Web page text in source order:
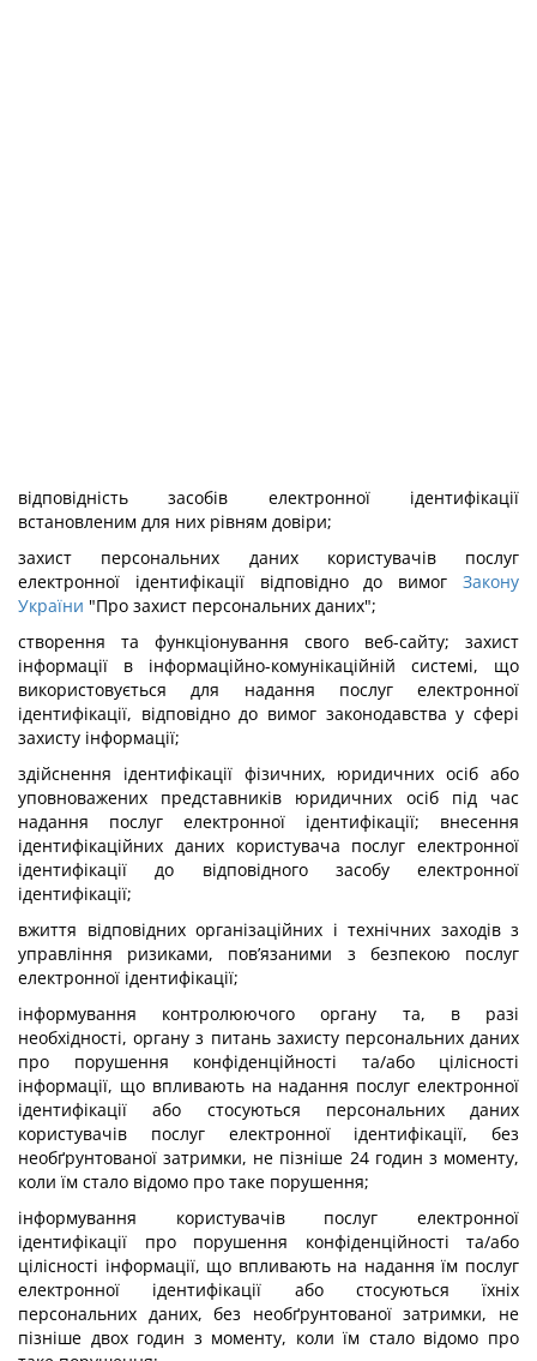
відповідність засобів електронної ідентифікації
встановленим для них рівням довіри;
захист персональних даних користувачів послуг
електронної ідентифікації відповідно до вимог Закону
України "Про захист персональних даних";
створення та функціонування свого веб-сайту; захист
інформації в інформаційно-комунікаційній системі, що
використовується для надання послуг електронної
ідентифікації, відповідно до вимог законодавства у сфері
захисту інформації;
здійснення ідентифікації фізичних, юридичних осіб або
уповноважених представників юридичних осіб під час
надання послуг електронної ідентифікації; внесення
ідентифікаційних даних користувача послуг електронної
ідентифікації до відповідного засобу електронної
ідентифікації;
вжиття відповідних організаційних і технічних заходів з
управління ризиками, пов’язаними з безпекою послуг
електронної ідентифікації;
інформування контролюючого органу та, в разі
необхідності, органу з питань захисту персональних даних
про порушення конфіденційності та/або цілісності
інформації, що впливають на надання послуг електронної
ідентифікації або стосуються персональних даних
користувачів послуг електронної ідентифікації, без
необґрунтованої затримки, не пізніше 24 годин з моменту,
коли їм стало відомо про таке порушення;
інформування користувачів послуг електронної
ідентифікації про порушення конфіденційності та/або
цілісності інформації, що впливають на надання їм послуг
електронної ідентифікації або стосуються їхніх
персональних даних, без необґрунтованої затримки, не
пізніше двох годин з моменту, коли їм стало відомо про